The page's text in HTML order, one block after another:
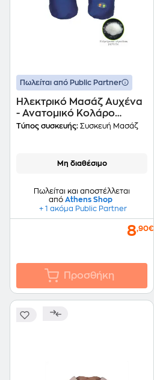
Πωλείται από Public Partner
Ηλεκτρικό Μασάζ Αυχένα
- Ανατομικό Κολάρο
Υποστήριξης
Τύπος συσκευής: Συσκευή Μασάζ
Μη διαθέσιμο
Πωλείται και αποστέλλεται
από Athens Shop
+ 1 ακόμα Public Partner
8,90€
Προσθήκη